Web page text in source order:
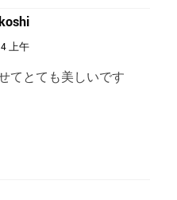
上午
てとても美しいです